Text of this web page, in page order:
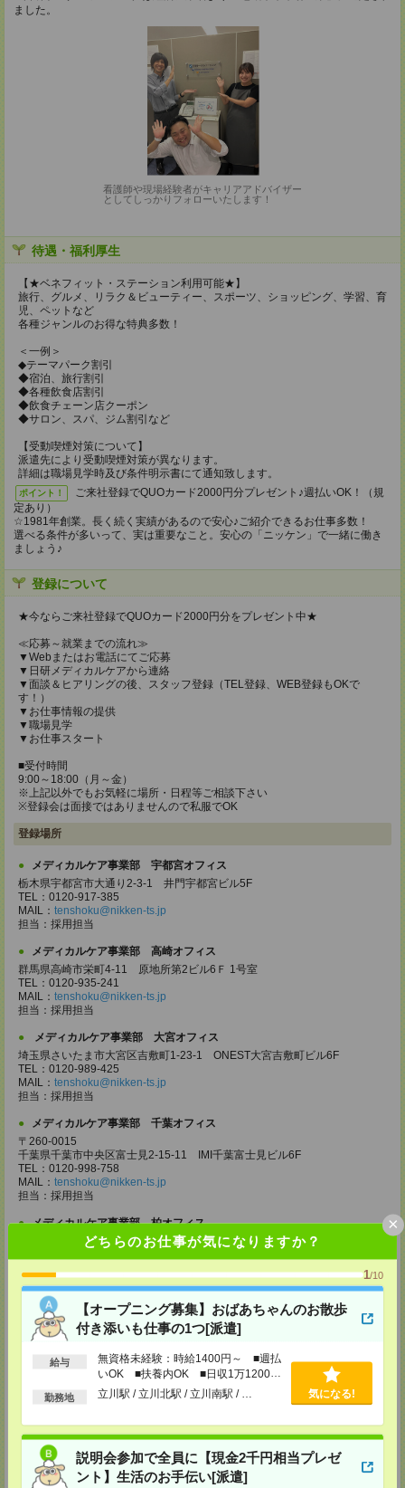
どちらのお仕事が気になりますか？
1/10
【オープニング募集】おばあちゃんのお散歩
付き添いも仕事の1つ[派遣]
給与
無資格未経験：時給1400円～ ■週払
いOK ■扶養内OK ■日収1万1200円
以上
勤務地 立川駅 / 立川北駅 / 立川南駅 / … 気になる!
説明会参加で全員に【現金2千円相当プレゼ
ント】生活のお手伝い[派遣]
×
ました。
看護師や現場経験者がキャリアアドバイザー
としてしっかりフォローいたします！
待遇・福利厚生
【★ベネフィット・ステーション利用可能★】
旅行、グルメ、リラク＆ビューティー、スポーツ、ショッピング、学習、育
児、ペットなど
各種ジャンルのお得な特典多数！
＜一例＞
◆テーマパーク割引
◆宿泊、旅行割引
◆各種飲食店割引
◆飲食チェーン店クーポン
◆サロン、スパ、ジム割引など
【受動喫煙対策について】
派遣先により受動喫煙対策が異なります。
詳細は職場見学時及び条件明示書にて通知致します。
ポイント！
ご来社登録でQUOカード2000円分プレゼント♪週払いOK！（規
定あり）
☆1981年創業。長く続く実績があるので安心♪ご紹介できるお仕事多数！
選べる条件が多いって、実は重要なこと。安心の「ニッケン」で一緒に働き
ましょう♪
登録について
★今ならご来社登録でQUOカード2000円分をプレゼント中★
≪応募～就業までの流れ≫
▼Webまたはお電話にてご応募
▼日研メディカルケアから連絡
▼面談＆ヒアリングの後、スタッフ登録（TEL登録、WEB登録もOKで
す！）
▼お仕事情報の提供
▼職場見学
▼お仕事スタート
■受付時間
9:00～18:00（月～金）
※上記以外でもお気軽に場所・日程等ご相談下さい
※登録会は面接ではありませんので私服でOK
登録場所
メディカルケア事業部 宇都宮オフィス
栃木県宇都宮市大通り2-3-1 井門宇都宮ビル5F
TEL：0120-917-385
MAIL： tenshoku@nikken-ts.jp
担当：採用担当
メディカルケア事業部 高崎オフィス
群馬県高崎市栄町4-11 原地所第2ビル6Ｆ 1号室
TEL：0120-935-241
MAIL： tenshoku@nikken-ts.jp
担当：採用担当
メディカルケア事業部 大宮オフィス
埼玉県さいたま市大宮区吉敷町1-23-1 ONEST大宮吉敷町ビル6F
TEL：0120-989-425
MAIL： tenshoku@nikken-ts.jp
担当：採用担当
メディカルケア事業部 千葉オフィス
〒260-0015
千葉県千葉市中央区富士見2-15-11 IMI千葉富士見ビル6F
TEL：0120-998-758
MAIL： tenshoku@nikken-ts.jp
担当：採用担当
メディカルケア事業部 柏オフィス
千葉県柏市末広町5-19 第12関口ビル7F 705号室
担当：採用担当
メディカルケア事業部 新宿オフィス
東京都新宿区新宿2-3-10 新宿御苑ビル6階
TEL：0120-457-235
tenshoku@nikken-ts.jp
担当：採用担当
メディカルケア事業部 立川事業所
TEL：0120-934-200
MAIL：tenshoku@nikken-ts.jp
担当：採用担当
メディカルケア事業部 町田オフィス